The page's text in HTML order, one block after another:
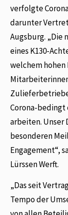
verfolgte
darunter
Augsburg. „Die
eines K130-
welchem hohen
Corona-
arbeiten. Unser
besonderen
Engagement“,
Lürssen Werft.
„Das seit
Tempo der